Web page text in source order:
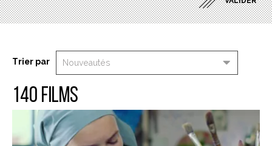
Trier par
140 films